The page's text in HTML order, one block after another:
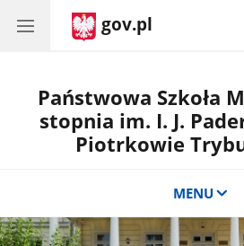
gov.pl
Państwowa Szkoła
stopnia im. I. J.
Piotrkowie
MENU